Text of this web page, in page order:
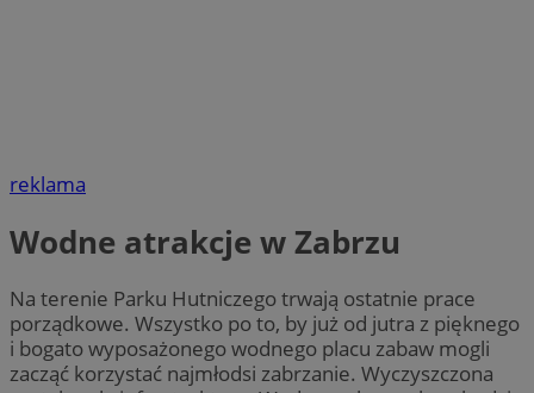
reklama
Wodne atrakcje w Zabrzu
Na terenie Parku Hutniczego trwają ostatnie prace
porządkowe. Wszystko po to, by już od jutra z pięknego
i bogato wyposażonego wodnego placu zabaw mogli
zacząć korzystać najmłodsi zabrzanie. Wyczyszczona